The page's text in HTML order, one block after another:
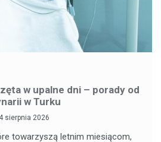
w upalne dni – porady od
w Turku
4 sierpnia 2026
towarzyszą letnim miesiącom,